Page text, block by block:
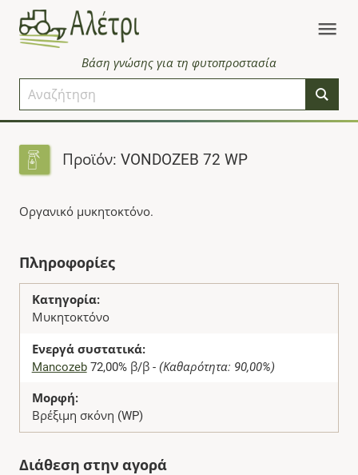
Βάση γνώσης για τη φυτοπροστασία
Προϊόν: VONDOZEB 72 WP
Οργανικό μυκητοκτόνο.
Πληροφορίες
Κατηγορία:
Μυκητοκτόνο
Ενεργά συστατικά:
Mancozeb72,00% β/β - (Καθαρότητα: 90,00%)
Μορφή:
Βρέξιμη σκόνη (WP)
Διάθεση στην αγορά